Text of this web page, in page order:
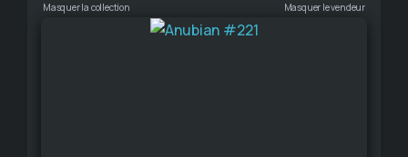
Masquer la collection Masquer le vendeur